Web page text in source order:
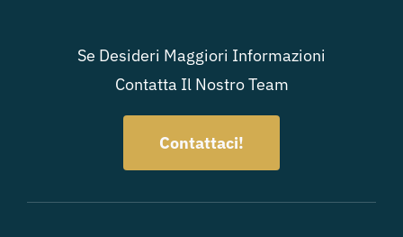
Se Desideri Maggiori Informazioni
Contatta Il Nostro Team
Contattaci!